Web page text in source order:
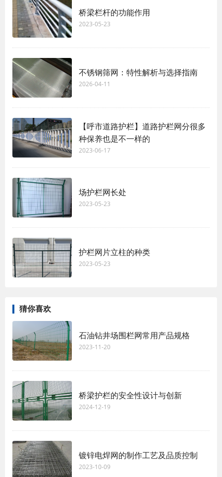
桥梁栏杆的功能作用
2023-05-23
不锈钢筛网：特性解析与选择指南
2026-04-11
【呼市道路护栏】道路护栏网分很多
种保养也是不一样的
2023-06-17
场护栏网长处
2023-05-23
护栏网片立柱的种类
2023-05-23
猜你喜欢
石油钻井场围栏网常用产品规格
2023-11-20
桥梁护栏的安全性设计与创新
2024-12-19
镀锌电焊网的制作工艺及品质控制
2023-10-09